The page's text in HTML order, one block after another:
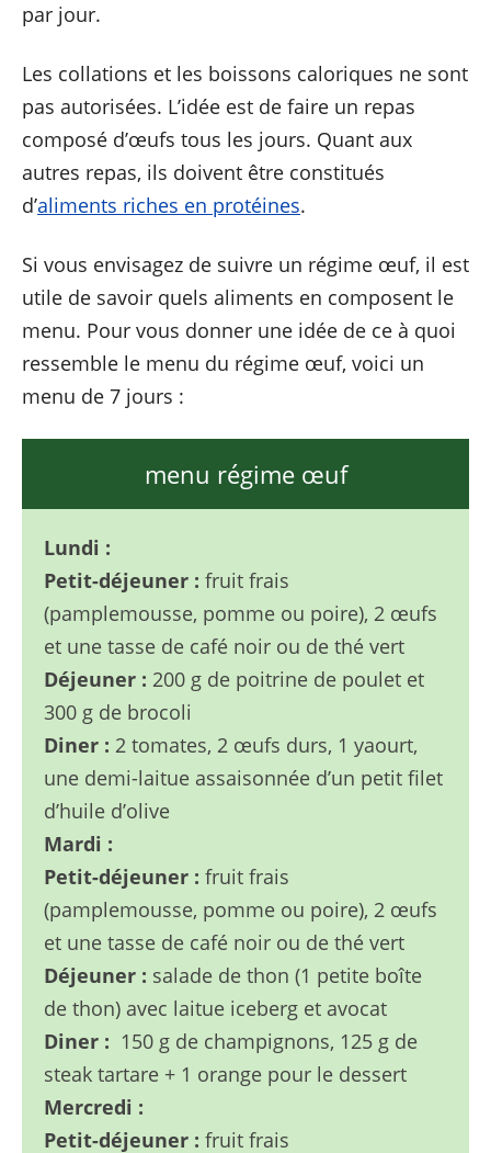
par jour.
Les collations et les boissons caloriques ne sont
pas autorisées. L’idée est de faire un repas
composé d’œufs tous les jours. Quant aux
autres repas, ils doivent être constitués
d’aliments riches en protéines.
Si vous envisagez de suivre un régime œuf, il est
utile de savoir quels aliments en composent le
menu. Pour vous donner une idée de ce à quoi
ressemble le menu du régime œuf, voici un
menu de 7 jours :
menu régime œuf
Lundi :
Petit-déjeuner : fruit frais
(pamplemousse, pomme ou poire), 2 œufs
et une tasse de café noir ou de thé vert
Déjeuner : 200 g de poitrine de poulet et
300 g de brocoli
Diner : 2 tomates, 2 œufs durs, 1 yaourt,
une demi-laitue assaisonnée d’un petit filet
d’huile d’olive
Mardi :
Petit-déjeuner : fruit frais
(pamplemousse, pomme ou poire), 2 œufs
et une tasse de café noir ou de thé vert
Déjeuner : salade de thon (1 petite boîte
de thon) avec laitue iceberg et avocat
Diner : 150 g de champignons, 125 g de
steak tartare + 1 orange pour le dessert
Mercredi :
Petit-déjeuner : fruit frais